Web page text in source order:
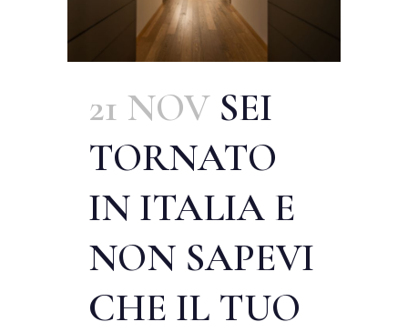
21 NOV SEI
TORNATO
IN ITALIA E
NON SAPEVI
CHE IL TUO